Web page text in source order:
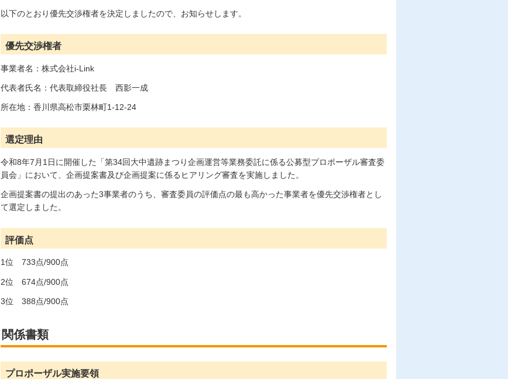
以下のとおり優先交渉権者を決定しましたので、お知らせします。
優先交渉権者
事業者名：株式会社i-Link
代表者氏名：代表取締役社長 西影一成
所在地：香川県高松市栗林町1-12-24
選定理由
令和8年7月1日に開催した「第34回大中遺跡まつり企画運営等業務委託に係る公募型プロポーザル審査委
員会」において、企画提案書及び企画提案に係るヒアリング審査を実施しました。
企画提案書の提出のあった3事業者のうち、審査委員の評価点の最も高かった事業者を優先交渉権者とし
て選定しました。
評価点
1位 733点/900点
2位 674点/900点
3位 388点/900点
関係書類
プロポーザル実施要領